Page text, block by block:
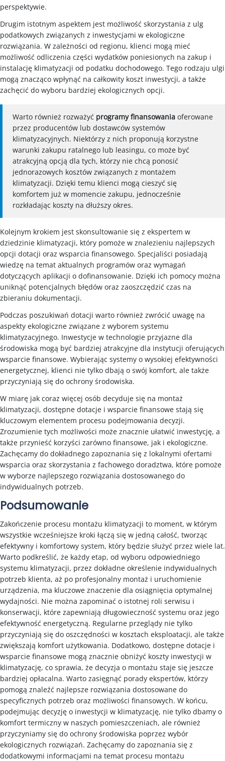
perspektywie.
Drugim istotnym aspektem jest możliwość skorzystania z ulg
podatkowych związanych z inwestycjami w ekologiczne
rozwiązania. W zależności od regionu, klienci mogą mieć
możliwość odliczenia części wydatków poniesionych na zakup i
instalację klimatyzacji od podatku dochodowego. Tego rodzaju ulgi
mogą znacząco wpłynąć na całkowity koszt inwestycji, a także
zachęcić do wyboru bardziej ekologicznych opcji.
Warto również rozważyć programy finansowaniaoferowane
przez producentów lub dostawców systemów
klimatyzacyjnych. Niektórzy z nich proponują korzystne
warunki zakupu ratalnego lub leasingu, co może być
atrakcyjną opcją dla tych, którzy nie chcą ponosić
jednorazowych kosztów związanych z montażem
klimatyzacji. Dzięki temu klienci mogą cieszyć się
komfortem już w momencie zakupu, jednocześnie
rozkładając koszty na dłuższy okres.
Kolejnym krokiem jest skonsultowanie się z ekspertem w
dziedzinie klimatyzacji, który pomoże w znalezieniu najlepszych
opcji dotacji oraz wsparcia finansowego. Specjaliści posiadają
wiedzę na temat aktualnych programów oraz wymagań
dotyczących aplikacji o dofinansowanie. Dzięki ich pomocy można
uniknąć potencjalnych błędów oraz zaoszczędzić czas na
zbieraniu dokumentacji.
Podczas poszukiwań dotacji warto również zwrócić uwagę na
aspekty ekologiczne związane z wyborem systemu
klimatyzacyjnego. Inwestycje w technologie przyjazne dla
środowiska mogą być bardziej atrakcyjne dla instytucji oferujących
wsparcie finansowe. Wybierając systemy o wysokiej efektywności
energetycznej, klienci nie tylko dbają o swój komfort, ale także
przyczyniają się do ochrony środowiska.
W miarę jak coraz więcej osób decyduje się na montaż
klimatyzacji, dostępne dotacje i wsparcie finansowe stają się
kluczowym elementem procesu podejmowania decyzji.
Zrozumienie tych możliwości może znacznie ułatwić inwestycję, a
także przynieść korzyści zarówno finansowe, jak i ekologiczne.
Zachęcamy do dokładnego zapoznania się z lokalnymi ofertami
wsparcia oraz skorzystania z fachowego doradztwa, które pomoże
w wyborze najlepszego rozwiązania dostosowanego do
indywidualnych potrzeb.
Podsumowanie
Zakończenie procesu montażu klimatyzacji to moment, w którym
wszystkie wcześniejsze kroki łączą się w jedną całość, tworząc
efektywny i komfortowy system, który będzie służyć przez wiele lat.
Warto podkreślić, że każdy etap, od wyboru odpowiedniego
systemu klimatyzacji, przez dokładne określenie indywidualnych
potrzeb klienta, aż po profesjonalny montaż i uruchomienie
urządzenia, ma kluczowe znaczenie dla osiągnięcia optymalnej
wydajności. Nie można zapominać o istotnej roli serwisu i
konserwacji, które zapewniają długowieczność systemu oraz jego
efektywność energetyczną. Regularne przeglądy nie tylko
przyczyniają się do oszczędności w kosztach eksploatacji, ale także
zwiększają komfort użytkowania. Dodatkowo, dostępne dotacje i
wsparcie finansowe mogą znacznie obniżyć koszty inwestycji w
klimatyzację, co sprawia, że decyzja o montażu staje się jeszcze
bardziej opłacalna. Warto zasięgnąć porady ekspertów, którzy
pomogą znaleźć najlepsze rozwiązania dostosowane do
specyficznych potrzeb oraz możliwości finansowych. W końcu,
podejmując decyzję o inwestycji w klimatyzację, nie tylko dbamy o
komfort termiczny w naszych pomieszczeniach, ale również
przyczyniamy się do ochrony środowiska poprzez wybór
ekologicznych rozwiązań. Zachęcamy do zapoznania się z
dodatkowymi informacjami na temat procesu montażu